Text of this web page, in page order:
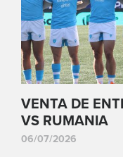
VENTA DE
VS RUMANIA
06/07/2026